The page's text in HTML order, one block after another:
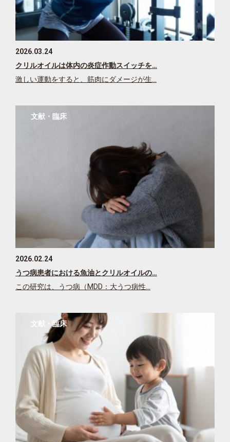
2026.03.24
クリルオイルは体内の炎症作動スイッチを…
激しい運動をすると、筋肉にダメージが生…
文献・臨床
2026.02.24
うつ病患者における魚油とクリルオイルの…
この研究は、うつ病（MDD：大うつ病性…
文献・臨床